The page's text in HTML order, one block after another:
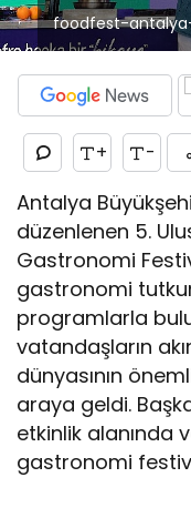
foodfest-
+ -
Antalya
düzenlenen 5.
Gastronomi
gastronomi
programlarla
vatandaşların
dünyasının
araya geldi.
etkinlik alanında
gastronomi